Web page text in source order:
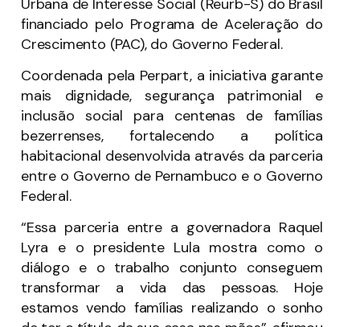
financiado pelo Programa de Aceleração do
Crescimento (PAC), do Governo Federal.
Coordenada pela Perpart, a iniciativa garante
mais dignidade, segurança patrimonial e
inclusão social para centenas de famílias
bezerrenses, fortalecendo a política
habitacional desenvolvida através da parceria
entre o Governo de Pernambuco e o Governo
Federal.
“Essa parceria entre a governadora Raquel
Lyra e o presidente Lula mostra como o
diálogo e o trabalho conjunto conseguem
transformar a vida das pessoas. Hoje
estamos vendo famílias realizando o sonho